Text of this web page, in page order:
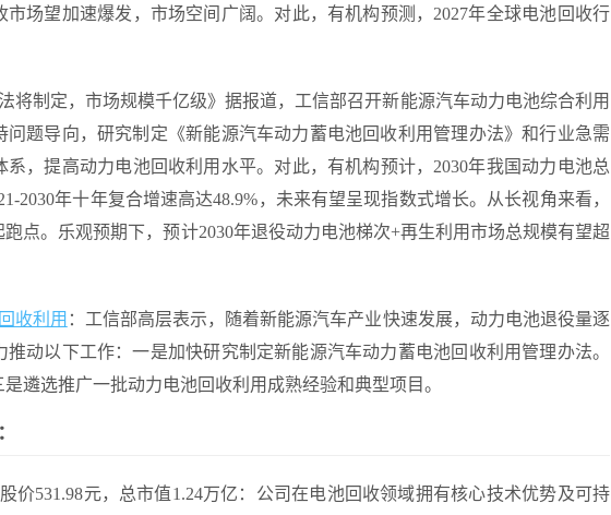
市场望加速爆发，市场空间广阔。对此，有机构预测，2027年全球电池回收行
将制定，市场规模千亿级》据报道，工信部召开新能源汽车动力电池综合利用
问题导向，研究制定《新能源汽车动力蓄电池回收利用管理办法》和行业急需
，提高动力电池回收利用水平。对此，有机构预计，2030年我国动力电池总
2030年十年复合增速高达48.9%，未来有望呈现指数式增长。从长视角来看，
点。乐观预期下，预计2030年退役动力电池梯次+再生利用市场总规模有望超
收利用 ：工信部高层表示，随着新能源汽车产业快速发展，动力电池退役量逐
动以下工作：一是加快研究制定新能源汽车动力蓄电池回收利用管理办法。
遴选推广一批动力电池回收利用成熟经验和典型项目。
价531.98元，总市值1.24万亿：公司在电池回收领域拥有核心技术优势及可持